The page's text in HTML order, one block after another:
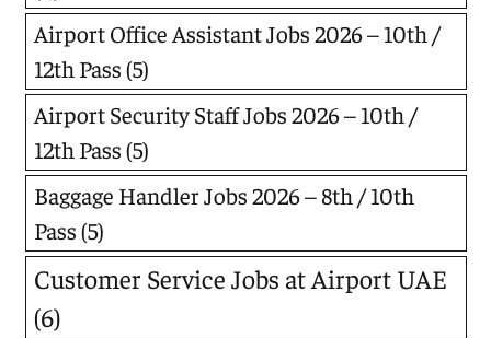
Airport Office Assistant Jobs 2026 – 10th /
12th Pass(5)
Airport Security Staff Jobs 2026 – 10th /
12th Pass(5)
Baggage Handler Jobs 2026 – 8th / 10th
Pass(5)
Customer Service Jobs at Airport UAE
(6)